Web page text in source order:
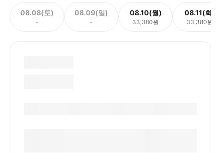
08.08(토)
-
08.09(일)
-
08.10(월)
33,380원
08.11(화)
33,380원